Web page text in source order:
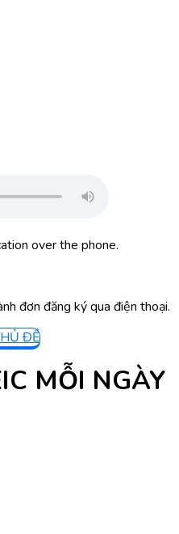
over the phone.
đơn đăng ký qua điện thoại.
ĐỀ
MỖI NGÀY